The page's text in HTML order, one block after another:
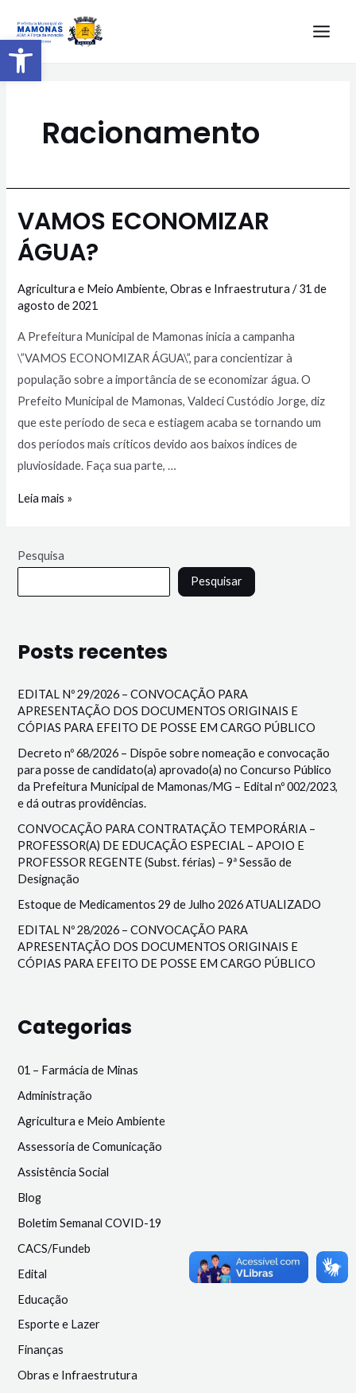
Barra de Ferramentas Aberta
Racionamento
VAMOS ECONOMIZAR
ÁGUA?
Agricultura e Meio Ambiente,Obras e Infraestrutura /31 de
agosto de 2021
A Prefeitura Municipal de Mamonas inicia a campanha
\”VAMOS ECONOMIZAR ÁGUA\”, para concientizar à
população sobre a importância de se economizar água. O
Prefeito Municipal de Mamonas, Valdeci Custódio Jorge, diz
que este período de seca e estiagem acaba se tornando um
dos períodos mais críticos devido aos baixos índices de
pluviosidade. Faça sua parte, …
Leia mais »
Pesquisa
Pesquisar
Posts recentes
EDITAL Nº 29/2026 – CONVOCAÇÃO PARA
APRESENTAÇÃO DOS DOCUMENTOS ORIGINAIS E
CÓPIAS PARA EFEITO DE POSSE EM CARGO PÚBLICO
Decreto nº 68/2026 – Dispõe sobre nomeação e convocação
para posse de candidato(a) aprovado(a) no Concurso Público
da Prefeitura Municipal de Mamonas/MG – Edital nº 002/2023,
e dá outras providências.
CONVOCAÇÃO PARA CONTRATAÇÃO TEMPORÁRIA –
PROFESSOR(A) DE EDUCAÇÃO ESPECIAL – APOIO E
PROFESSOR REGENTE (Subst. férias) – 9ª Sessão de
Designação
Estoque de Medicamentos 29 de Julho 2026 ATUALIZADO
EDITAL Nº 28/2026 – CONVOCAÇÃO PARA
APRESENTAÇÃO DOS DOCUMENTOS ORIGINAIS E
CÓPIAS PARA EFEITO DE POSSE EM CARGO PÚBLICO
Categorias
01 – Farmácia de Minas
Administração
Agricultura e Meio Ambiente
Assessoria de Comunicação
Assistência Social
Blog
Boletim Semanal COVID-19
CACS/Fundeb
Edital
Educação
Esporte e Lazer
Finanças
Obras e Infraestrutura